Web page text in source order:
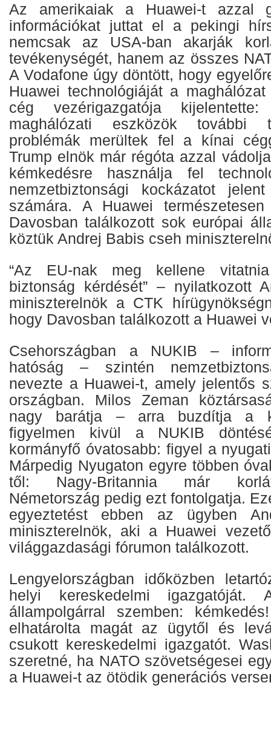
Az amerikaiak a Huawei-t azzal
információkat juttat el a pekingi
nemcsak az USA-ban akarják
tevékenységét, hanem az összes
A Vodafone úgy döntött, hogy
Huawei technológiáját a
cég vezérigazgatója
maghálózati eszközök további
problémák merültek fel a kínai
Trump elnök már régóta azzal
kémkedésre használja fel
nemzetbiztonsági kockázatot
számára. A Huawei
Davosban találkozott sok európai
köztük Andrej Babis cseh
“Az EU-nak meg kellene
biztonság kérdését” – nyilatkozott
miniszterelnök a CTK
hogy Davosban találkozott a Huawei
Csehországban a NUKIB –
hatóság – szintén
nevezte a Huawei-t, amely jelentős
országban. Milos Zeman
nagy barátja – arra buzdítja a
figyelmen kivül a NUKIB
kormányfő óvatosabb: figyel a
Márpedig Nyugaton egyre többen
től: Nagy-Britannia már
Németország pedig ezt fontolgatja.
egyeztetést ebben az ügyben
miniszterelnök, aki a Huawei
világgazdasági fórumon találkozott.
Lengyelországban időközben
helyi kereskedelmi
állampolgárral szemben:
elhatárolta magát az ügytől és
csukott kereskedelmi igazgatót.
szeretné, ha NATO szövetségesei
a Huawei-t az ötödik generációs